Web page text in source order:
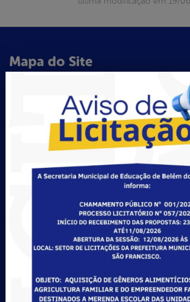
Mapa do Site
Hino Municipal
História do Município
O Prefeito
Perguntas Frequentes
Portal da
Transparência
Saúde
Atos normativos
E-sic
Como
Consulte sua
Solicitação